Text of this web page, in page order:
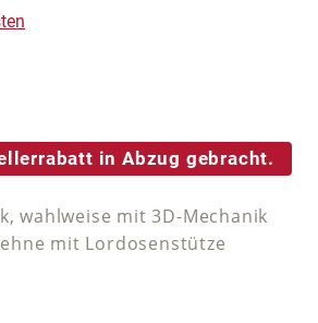
von 5 Sternen
in Abzug gebracht.
wahlweise mit 3D-Mechanik
mit Lordosenstütze